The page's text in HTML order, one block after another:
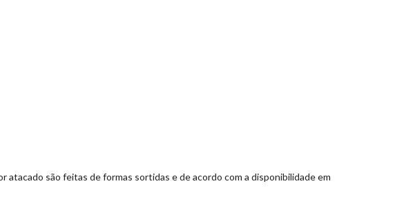
atacado são feitas de formas sortidas e de acordo com a disponibilidade em